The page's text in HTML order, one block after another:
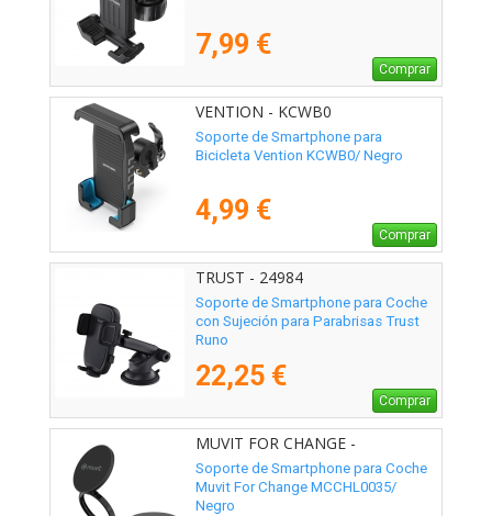
7,99 €
Comprar
VENTION - KCWB0
Soporte de Smartphone para
Bicicleta Vention KCWB0/ Negro
4,99 €
Comprar
TRUST - 24984
Soporte de Smartphone para Coche
con Sujeción para Parabrisas Trust
Runo
22,25 €
Comprar
MUVIT FOR CHANGE -
MCCHL0035
Soporte de Smartphone para Coche
Muvit For Change MCCHL0035/
Negro